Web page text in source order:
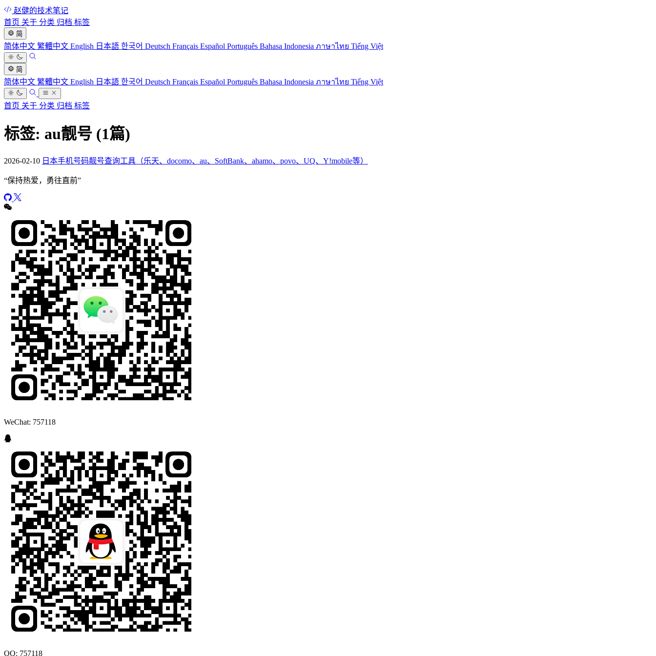
赵健的技术笔记
首页 关于 分类 归档 标签
简
简体中文 繁體中文 English 日本語 한국어 Deutsch Français Español Português Bahasa Indonesia ภาษาไทย Tiếng Việt
简
简体中文 繁體中文 English 日本語 한국어 Deutsch Français Español Português Bahasa Indonesia ภาษาไทย Tiếng Việt
首页 关于 分类 归档 标签
标签: au靓号 (1篇)
2026-02-10 日本手机号码靓号查询工具（乐天、docomo、au、SoftBank、ahamo、povo、UQ、Y!mobile等）
“保持热爱，勇往直前”
WeChat: 757118
QQ: 757118